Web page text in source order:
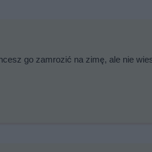
go zamrozić na zimę, ale nie